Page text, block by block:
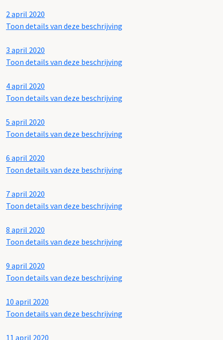
2 april 2020
Toon details van deze beschrijving
3 april 2020
Toon details van deze beschrijving
4 april 2020
Toon details van deze beschrijving
5 april 2020
Toon details van deze beschrijving
6 april 2020
Toon details van deze beschrijving
7 april 2020
Toon details van deze beschrijving
8 april 2020
Toon details van deze beschrijving
9 april 2020
Toon details van deze beschrijving
10 april 2020
Toon details van deze beschrijving
11 april 2020